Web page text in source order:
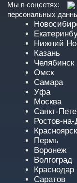
Мы в соцсетях:
персональных
Нижний
Казань
Челябинск
Омск
Самара
Уфа
Москва
Санкт-
Ростов-
Красноярск
Пермь
Воронеж
Волгоград
Краснодар
Саратов